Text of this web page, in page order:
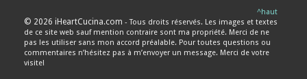
^haut
© 2026 iHeartCucina.com - Tous droits réservés. Les images et textes
de ce site web sauf mention contraire sont ma propriété. Merci de ne
pas les utiliser sans mon accord préalable. Pour toutes questions ou
commentaires n’hésitez pas à m’envoyer un message. Merci de votre
visite!